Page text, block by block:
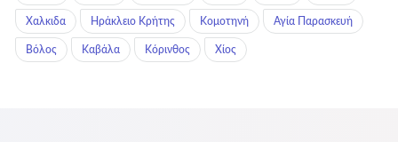
Χαλκιδα Ηράκλειο Κρήτης Κομοτηνή Αγία Παρασκευή
Βόλος Καβάλα Κόρινθος Χίος